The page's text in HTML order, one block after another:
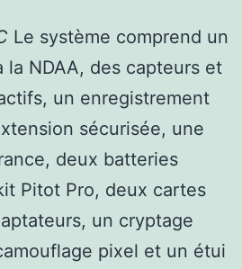
Le système comprend un
la NDAA, des capteurs et
un enregistrement
sécurisée, une
deux batteries
Pitot Pro, deux cartes
un cryptage
pixel et un étui